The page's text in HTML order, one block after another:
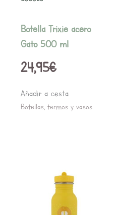
Botella Trixie acero
Gato 500 ml
24,95€
Añadir a cesta
Botellas, termos y vasos